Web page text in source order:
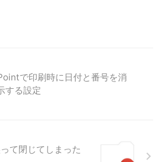
で印刷時に日付と番号を消
する設定
て閉じてしまった